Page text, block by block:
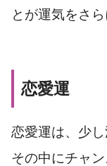
とが運気をさ
恋愛運
恋愛運は、少し
その中にチャン